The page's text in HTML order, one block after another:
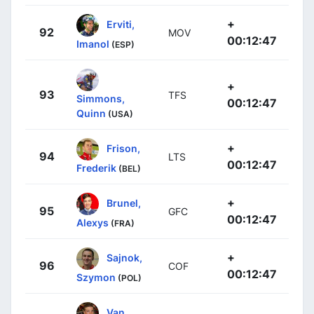
92
Erviti,
Imanol (ESP)
MOV
+
00:12:47
93
Simmons,
Quinn (USA)
TFS
+
00:12:47
94
Frison,
Frederik (BEL)
LTS
+
00:12:47
95
Brunel,
Alexys (FRA)
GFC
+
00:12:47
96
Sajnok,
Szymon (POL)
COF
+
00:12:47